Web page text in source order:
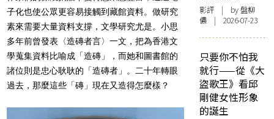
子化也使公眾更容易接觸到藏館資料。做研究
素來需要大量資料支撐，文學研究尤是。小思
多年前曾發表〈造磚者言〉一文，把為香港文
學蒐集資料比喻成「造磚」，而她和圖書館的
諸位則是忠心耿耿的「造磚者」。二十年轉眼
過去，那麼這些「磚」現在又造得怎麼樣？
影評 | by 盤柳
儂 | 2026-07-23
只要你不怕我
就行——從《大
盜歌王》看邱
剛健女性形象
的誕生